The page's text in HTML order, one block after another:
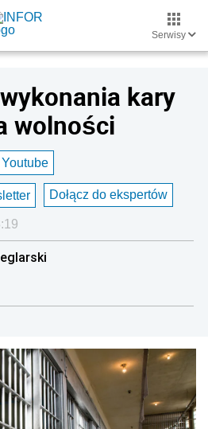
Serwisy
kary
wolności
Dołącz do ekspertów